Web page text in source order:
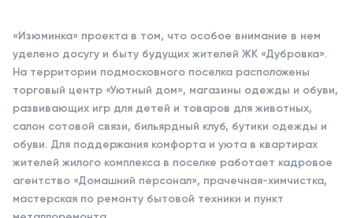
«Изюминка» проекта в том, что особое внимание в нем
уделено досугу и быту будущих жителей ЖК «Дубровка».
На территории подмосковного поселка расположены
торговый центр «Уютный дом», магазины одежды и обуви,
развивающих игр для детей и товаров для животных,
салон сотовой связи, бильярдный клуб, бутики одежды и
обуви. Для поддержания комфорта и уюта в квартирах
жителей жилого комплекса в поселке работает кадровое
агентство «Домашний персонал», прачечная-химчистка,
мастерская по ремонту бытовой техники и пункт